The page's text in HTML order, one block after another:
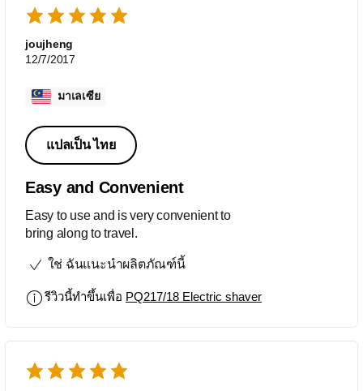
joujheng
12/7/2017
มาเลเซีย
แปลเป็น ไทย
Easy and Convenient
Easy to use and is very convenient to
bring along to travel.
ใช่ ฉันแนะนำผลิตภัณฑ์นี้
รีวิวนี้ทำขึ้นเพื่อ PQ217/18 Electric shaver